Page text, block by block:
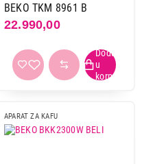
1
BEKO TKM 8961 B
22.990,00
APARAT ZA KAFU